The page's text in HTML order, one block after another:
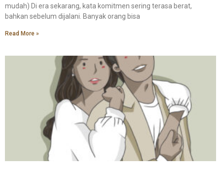
mudah) Di era sekarang, kata komitmen sering terasa berat,
bahkan sebelum dijalani. Banyak orang bisa
Read More »